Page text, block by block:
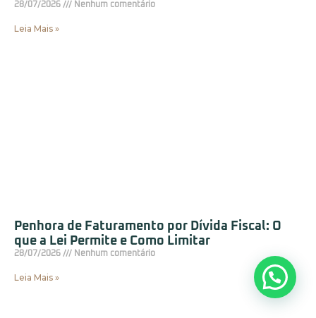
28/07/2026 Nenhum comentário
Leia Mais »
Penhora de Faturamento por Dívida Fiscal: O
que a Lei Permite e Como Limitar
28/07/2026 Nenhum comentário
Leia Mais »